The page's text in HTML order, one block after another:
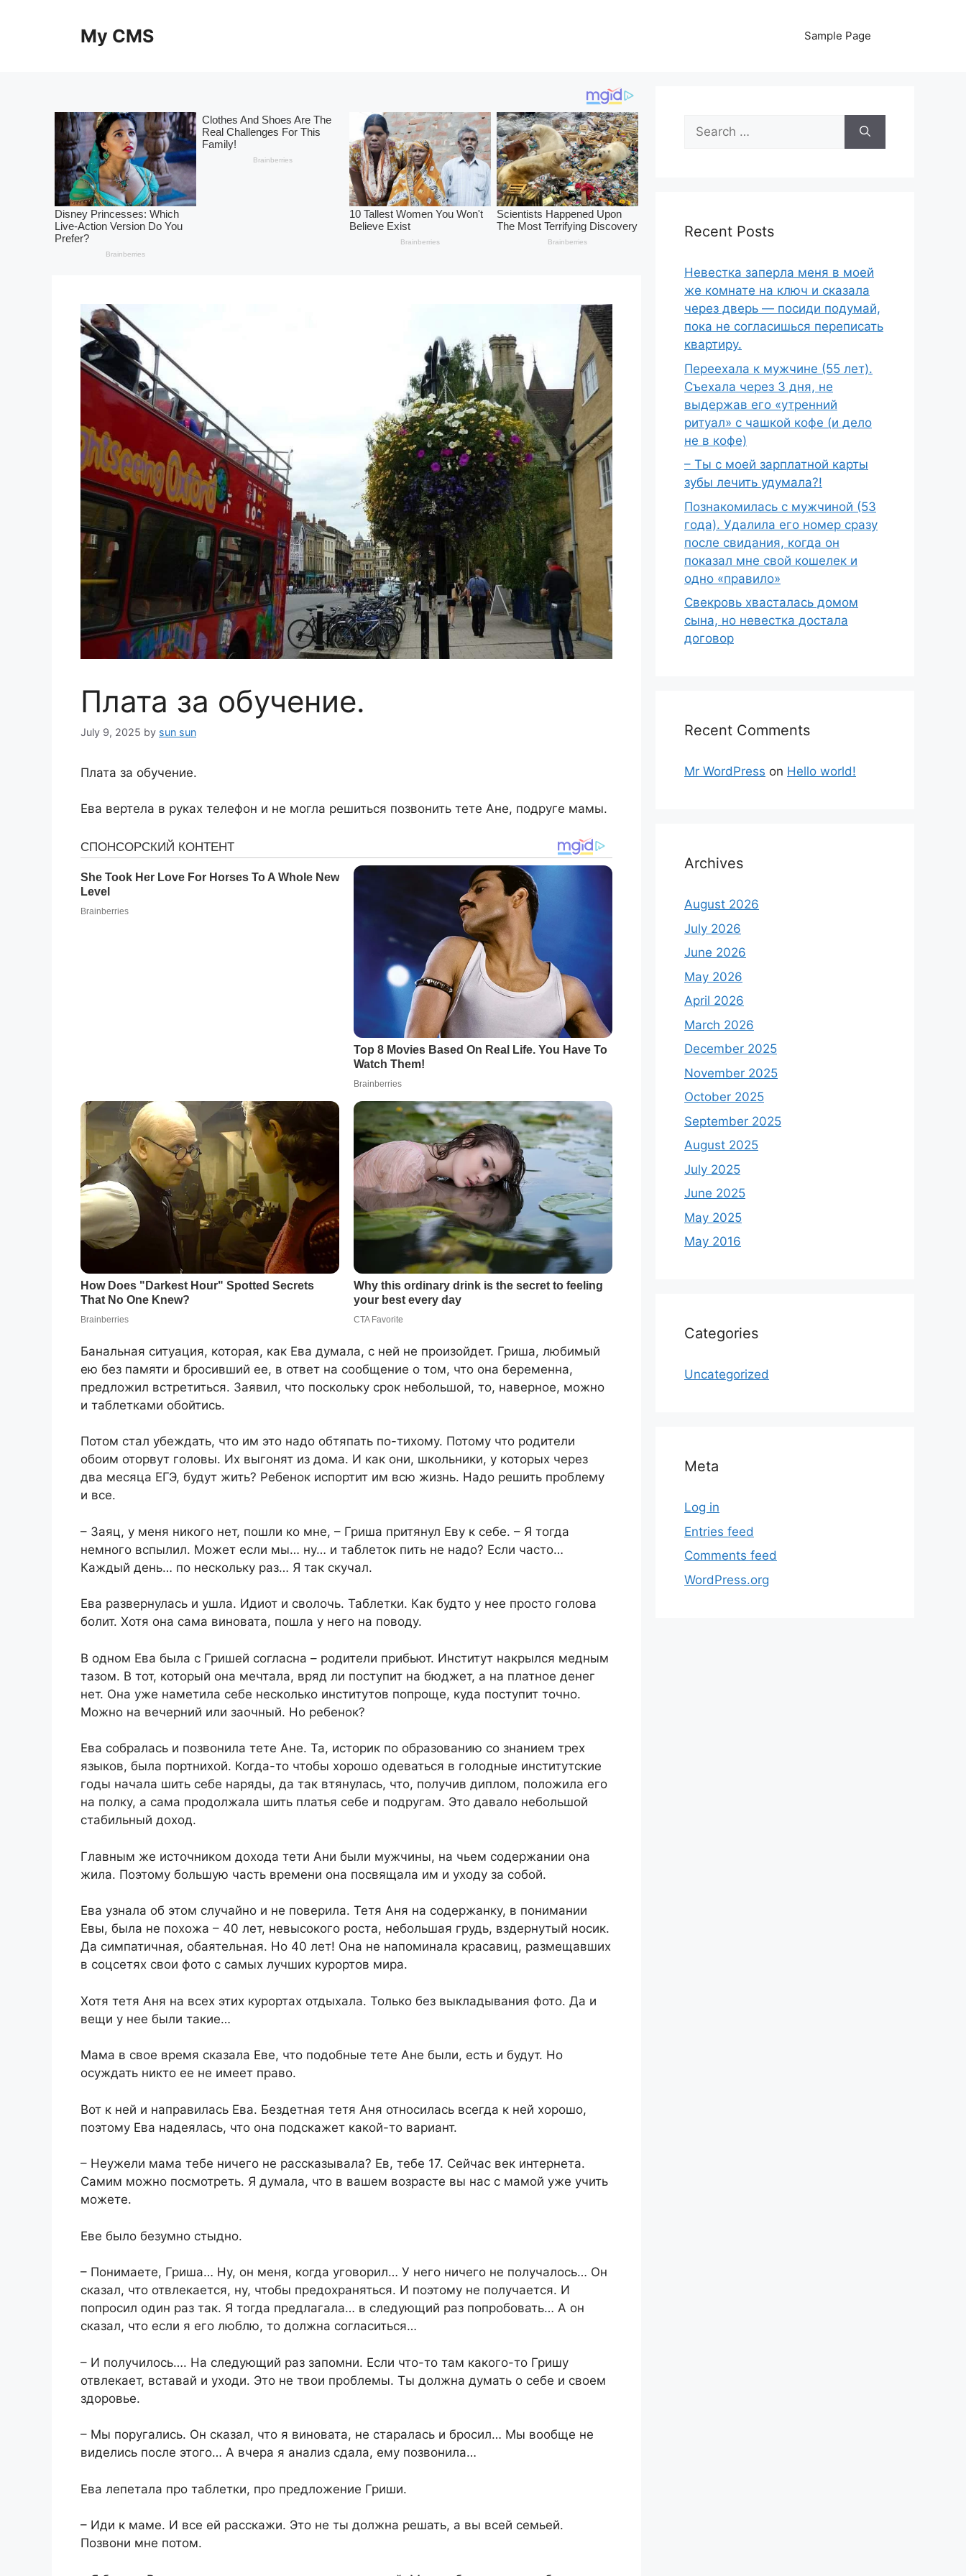
My CMS Sample Page
Плата за обучение.
July 9, 2025 by sun sun
Плата за обучение.
Ева вертела в руках телефон и не могла решиться позвонить тете Ане, подруге мамы.
Банальная ситуация, которая, как Ева думала, с ней не произойдет. Гриша, любимый
ею без памяти и бросивший ее, в ответ на сообщение о том, что она беременна,
предложил встретиться. Заявил, что поскольку срок небольшой, то, наверное, можно
и таблетками обойтись.
Потом стал убеждать, что им это надо обтяпать по-тихому. Потому что родители
обоим оторвут головы. Их выгонят из дома. И как они, школьники, у которых через
два месяца ЕГЭ, будут жить? Ребенок испортит им всю жизнь. Надо решить проблему
и все.
– Заяц, у меня никого нет, пошли ко мне, – Гриша притянул Еву к себе. – Я тогда
немного вспылил. Может если мы… ну… и таблеток пить не надо? Если часто…
Каждый день… по нескольку раз… Я так скучал.
Ева развернулась и ушла. Идиот и сволочь. Таблетки. Как будто у нее просто голова
болит. Хотя она сама виновата, пошла у него на поводу.
В одном Ева была с Гришей согласна – родители прибьют. Институт накрылся медным
тазом. В тот, который она мечтала, вряд ли поступит на бюджет, а на платное денег
нет. Она уже наметила себе несколько институтов попроще, куда поступит точно.
Можно на вечерний или заочный. Но ребенок?
Ева собралась и позвонила тете Ане. Та, историк по образованию со знанием трех
языков, была портнихой. Когда-то чтобы хорошо одеваться в голодные институтские
годы начала шить себе наряды, да так втянулась, что, получив диплом, положила его
на полку, а сама продолжала шить платья себе и подругам. Это давало небольшой
стабильный доход.
Главным же источником дохода тети Ани были мужчины, на чьем содержании она
жила. Поэтому большую часть времени она посвящала им и уходу за собой.
Ева узнала об этом случайно и не поверила. Тетя Аня на содержанку, в понимании
Евы, была не похожа – 40 лет, невысокого роста, небольшая грудь, вздернутый носик.
Да симпатичная, обаятельная. Но 40 лет! Она не напоминала красавиц, размещавших
в соцсетях свои фото с самых лучших курортов мира.
Хотя тетя Аня на всех этих курортах отдыхала. Только без выкладывания фото. Да и
вещи у нее были такие…
Мама в свое время сказала Еве, что подобные тете Ане были, есть и будут. Но
осуждать никто ее не имеет право.
Вот к ней и направилась Ева. Бездетная тетя Аня относилась всегда к ней хорошо,
поэтому Ева надеялась, что она подскажет какой-то вариант.
– Неужели мама тебе ничего не рассказывала? Ев, тебе 17. Сейчас век интернета.
Самим можно посмотреть. Я думала, что в вашем возрасте вы нас с мамой уже учить
можете.
Еве было безумно стыдно.
– Понимаете, Гриша… Ну, он меня, когда уговорил… У него ничего не получалось… Он
сказал, что отвлекается, ну, чтобы предохраняться. И поэтому не получается. И
попросил один раз так. Я тогда предлагала… в следующий раз попробовать… А он
сказал, что если я его люблю, то должна согласиться…
– И получилось…. На следующий раз запомни. Если что-то там какого-то Гришу
отвлекает, вставай и уходи. Это не твои проблемы. Ты должна думать о себе и своем
здоровье.
– Мы поругались. Он сказал, что я виновата, не старалась и бросил… Мы вообще не
виделись после этого… А вчера я анализ сдала, ему позвонила…
Ева лепетала про таблетки, про предложение Гриши.
– Иди к маме. И все ей расскажи. Это не ты должна решать, а вы всей семьей.
Позвони мне потом.
Search
for:
Recent Posts
Невестка заперла меня в моей
же комнате на ключ и сказала
через дверь — посиди подумай,
пока не согласишься переписать
квартиру.
Переехала к мужчине (55 лет).
Съехала через 3 дня, не
выдержав его «утренний
ритуал» с чашкой кофе (и дело
не в кофе)
– Ты с моей зарплатной карты
зубы лечить удумала?!
Познакомилась с мужчиной (53
года). Удалила его номер сразу
после свидания, когда он
показал мне свой кошелек и
одно «правило»
Свекровь хвасталась домом
сына, но невестка достала
договор
Recent Comments
Mr WordPress on Hello world!
Archives
August 2026
July 2026
June 2026
May 2026
April 2026
March 2026
December 2025
November 2025
October 2025
September 2025
August 2025
July 2025
June 2025
May 2025
May 2016
Categories
Uncategorized
Meta
Log in
Entries feed
Comments feed
WordPress.org